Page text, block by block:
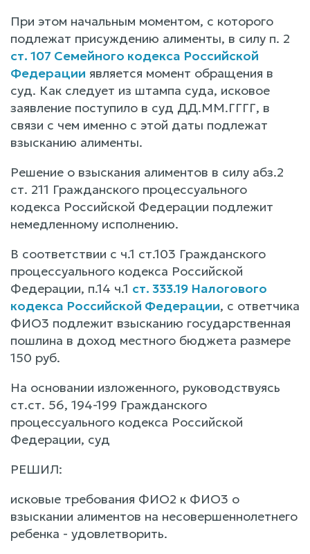
При этом начальным моментом, с которого
подлежат присуждению алименты, в силу п. 2
ст. 107 Семейного кодекса Российской
Федерации является момент обращения в
суд. Как следует из штампа суда, исковое
заявление поступило в суд ДД.ММ.ГГГГ, в
связи с чем именно с этой даты подлежат
взысканию алименты.
Решение о взыскания алиментов в силу абз.2
ст. 211 Гражданского процессуального
кодекса Российской Федерации подлежит
немедленному исполнению.
В соответствии с ч.1 ст.103 Гражданского
процессуального кодекса Российской
Федерации, п.14 ч.1 ст. 333.19 Налогового
кодекса Российской Федерации, с ответчика
ФИО3 подлежит взысканию государственная
пошлина в доход местного бюджета размере
150 руб.
На основании изложенного, руководствуясь
ст.ст. 56, 194-199 Гражданского
процессуального кодекса Российской
Федерации, суд
РЕШИЛ:
исковые требования ФИО2 к ФИО3 о
взыскании алиментов на несовершеннолетнего
ребенка - удовлетворить.